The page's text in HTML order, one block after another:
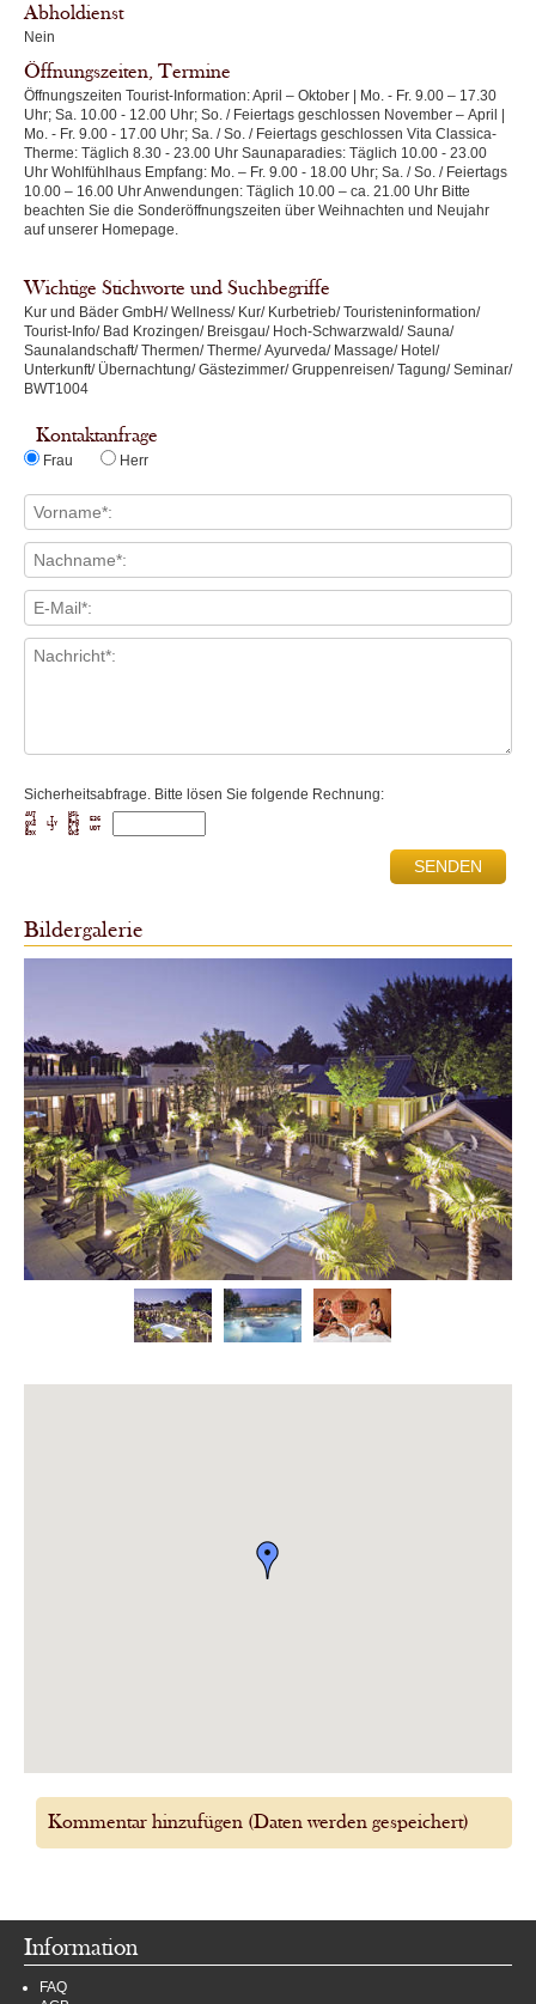
Abholdienst
Nein
Öffnungszeiten, Termine
Öffnungszeiten Tourist-Information: April – Oktober | Mo. - Fr. 9.00 – 17.30
Uhr; Sa. 10.00 - 12.00 Uhr; So. / Feiertags geschlossen November – April |
Mo. - Fr. 9.00 - 17.00 Uhr; Sa. / So. / Feiertags geschlossen Vita Classica-
Therme: Täglich 8.30 - 23.00 Uhr Saunaparadies: Täglich 10.00 - 23.00
Uhr Wohlfühlhaus Empfang: Mo. – Fr. 9.00 - 18.00 Uhr; Sa. / So. / Feiertags
10.00 – 16.00 Uhr Anwendungen: Täglich 10.00 – ca. 21.00 Uhr Bitte
beachten Sie die Sonderöffnungszeiten über Weihnachten und Neujahr
auf unserer Homepage.
Wichtige Stichworte und Suchbegriffe
Kur und Bäder GmbH/ Wellness/ Kur/ Kurbetrieb/ Touristeninformation/
Tourist-Info/ Bad Krozingen/ Breisgau/ Hoch-Schwarzwald/ Sauna/
Saunalandschaft/ Thermen/ Therme/ Ayurveda/ Massage/ Hotel/
Unterkunft/ Übernachtung/ Gästezimmer/ Gruppenreisen/ Tagung/ Seminar/
BWT1004
Kontaktanfrage
Frau Herr
Sicherheitsabfrage. Bitte lösen Sie folgende Rechnung:
4U7         HSL
  1    T    E L   E3G
QX4   L1Y   PPW
8      J    R 1   UDT
Bildergalerie
Kommentar hinzufügen (Daten werden gespeichert)
Information
FAQ